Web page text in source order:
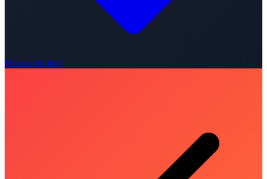
Hoe werkt het?